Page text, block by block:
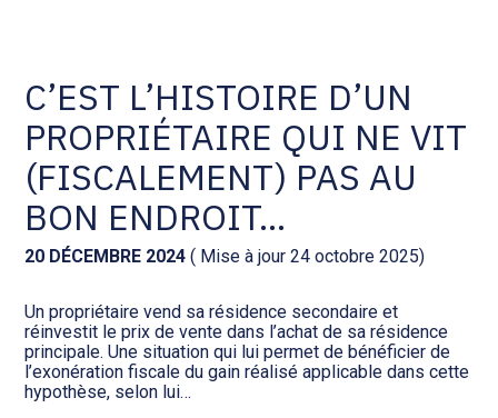
Social et ressources humaines
Assistance juridique
Pilotage d’entreprise
Audit légal
Gestion de patrimoine
Tenue de votre comptabilité :
ACD
Facturation et pilotage :
EVOLIZ
Analyse et tableau de bord :
WAIBI
C’EST L’HISTOIRE D’UN
PROPRIÉTAIRE QUI NE VIT
(FISCALEMENT) PAS AU
BON ENDROIT…
20 DÉCEMBRE 2024 ( Mise à jour 24 octobre 2025)
Un propriétaire vend sa résidence secondaire et
réinvestit le prix de vente dans l’achat de sa résidence
principale. Une situation qui lui permet de bénéficier de
l’exonération fiscale du gain réalisé applicable dans cette
hypothèse, selon lui…